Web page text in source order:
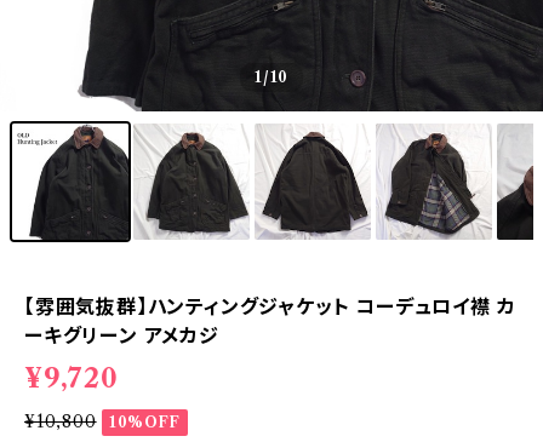
1/10
【雰囲気抜群】ハンティングジャケット コーデュロイ襟 カ
ーキグリーン アメカジ
¥9,720
¥10,800 10%OFF